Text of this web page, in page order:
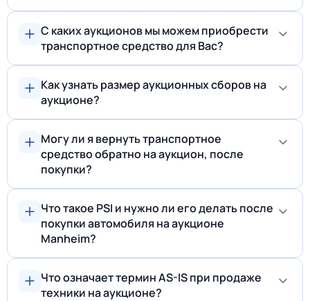
С каких аукционов мы можем приобрести
транспортное средство для Вас?
Как узнать размер аукционных сборов на
аукционе?
Могу ли я вернуть транспортное
средство обратно на аукцион, после
покупки?
Что такое PSI и нужно ли его делать после
покупки автомобиля на аукционе
Manheim?
Что означает термин AS-IS при продаже
техники на аукционе?